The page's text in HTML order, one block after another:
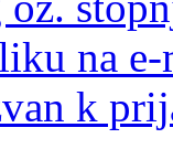
na
k